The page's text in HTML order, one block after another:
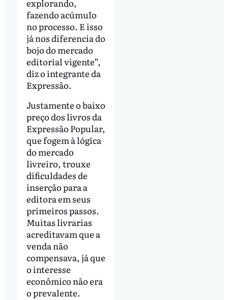
explorando,
fazendo acúmulo
no processo. E isso
já nos diferencia do
bojo do mercado
editorial vigente”,
diz o integrante da
Expressão.
Justamente o baixo
preço dos livros da
Expressão Popular,
que fogem à lógica
do mercado
livreiro, trouxe
dificuldades de
inserção para a
editora em seus
primeiros passos.
Muitas livrarias
acreditavam que a
venda não
compensava, já que
o interesse
econômico não era
o prevalente.